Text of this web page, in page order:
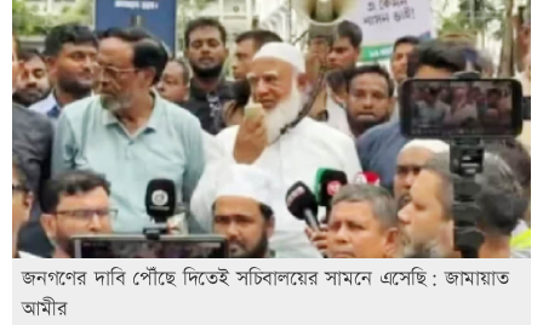
জনগণের দাবি পৌঁছে দিতেই সচিবালয়ের সামনে এসেছি: জামায়াত
আমীর